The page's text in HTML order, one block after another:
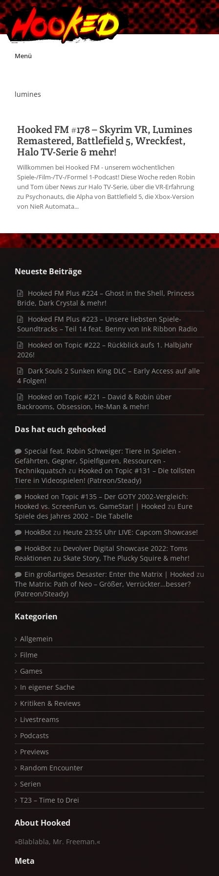
Skip
Menü
Impressum
Jobs
Discord
lumines
Hooked FM #178 – Skyrim VR, Lumines
Remastered, Battlefield 5, Wreckfest,
Halo TV-Serie & mehr!
Willkommen bei Hooked FM - unserem wöchentlichen
Spiele-/Film-/TV-/Formel 1-Podcast! Diese Woche reden Robin
und Tom über News zur Halo TV-Serie, über die VR-Erfahrung
zu Psychonauts, die Alpha von Battlefield 5, die Xbox-Version
von NieR Automata...
Neueste Beiträge
Hooked FM Plus #224 – Ghost in the Shell, Princess
Bride, Dark Crystal & mehr!
Hooked FM Plus #223 – Unsere liebsten Spiele-
Soundtracks – Teil 14 feat. Benny von Ink Ribbon Radio
Hooked on Topic #222 – Rückblick aufs 1. Halbjahr
2026!
Dark Souls 2 Sunken King DLC – Early Access auf alle
4 Folgen!
Hooked on Topic #221 – David & Robin über
Backrooms, Obsession, He-Man & mehr!
Das hat euch gehooked
Special feat. Robin Schweiger: Tiere in Spielen -
Gefährten, Gegner, Spielfiguren, Ressourcen -
Technikquatsch zu Hooked on Topic #131 – Die tollsten
Tiere in Videospielen! (Patreon/Steady)
Hooked on Topic #135 – Der GOTY 2002-Vergleich:
Hooked vs. ScreenFun vs. GameStar! | Hooked zu Eure
Spiele des Jahres 2002 – Die Tabelle
HookBot zu Heute 23:55 Uhr LIVE: Capcom Showcase!
HookBot zu Devolver Digital Showcase 2022: Toms
Reaktionen zu Skate Story, The Plucky Squire & mehr!
Ein großartiges Desaster: Enter the Matrix | Hooked zu
The Matrix: Path of Neo – Größer, Verrückter…besser?
(Patreon/Steady)
Kategorien
Allgemein
Filme
Games
In eigener Sache
Kritiken & Reviews
Livestreams
Podcasts
Previews
Random Encounter
Serien
T23 – Time to Drei
About Hooked
»Blablabla, Mr. Freeman.«
Meta